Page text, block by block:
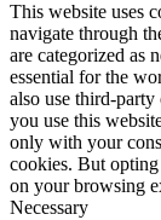
This website uses
navigate through
are categorized as
essential for the
also use third-
you use this
only with your
cookies. But
on your browsing
Necessary